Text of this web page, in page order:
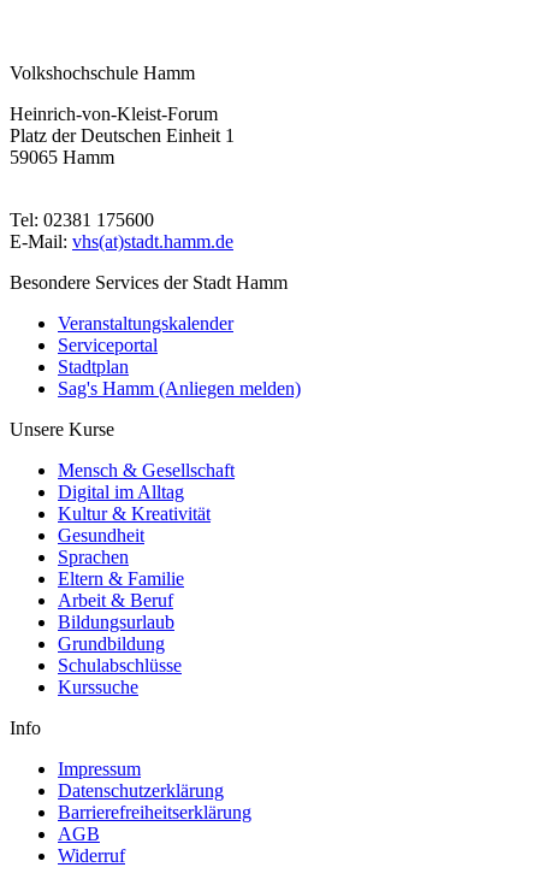
Volkshochschule Hamm
Heinrich-von-Kleist-Forum
Platz der Deutschen Einheit 1
59065 Hamm
Tel: 02381 175600
E-Mail: vhs(at)stadt.hamm.de
Besondere Services der Stadt Hamm
Veranstaltungskalender
Serviceportal
Stadtplan
Sag's Hamm (Anliegen melden)
Unsere Kurse
Mensch & Gesellschaft
Digital im Alltag
Kultur & Kreativität
Gesundheit
Sprachen
Eltern & Familie
Arbeit & Beruf
Bildungsurlaub
Grundbildung
Schulabschlüsse
Kurssuche
Info
Impressum
Datenschutzerklärung
Barrierefreiheitserklärung
AGB
Widerruf